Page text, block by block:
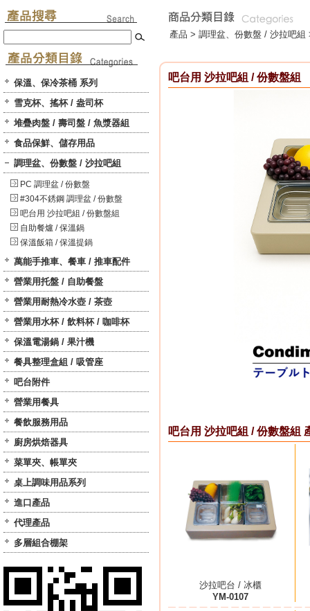
保溫、保冷茶桶 系列
雪克杯、搖杯 / 盎司杯
堆疊肉盤 / 壽司盤 / 魚漿器組
食品保鮮、儲存用品
調理盆、份數盤 / 沙拉吧組
PC 調理盆 / 份數盤
#304不銹鋼 調理盆 / 份數盤
吧台用 沙拉吧組 / 份數盤組
自助餐爐 / 保溫鍋
保溫飯箱 / 保溫提鍋
萬能手推車、餐車 / 推車配件
營業用托盤 / 自助餐盤
營業用耐熱冷水壺 / 茶壺
營業用水杯 / 飲料杯 / 咖啡杯
保溫電湯鍋 / 果汁機
餐具整理盒組 / 吸管座
吧台附件
營業用餐具
餐飲服務用品
廚房烘焙器具
菜單夾、帳單夾
桌上調味用品系列
進口產品
代理產品
多層組合棚架
產品 > 調理盆、份數盤 / 沙拉吧組
吧台用 沙拉吧組 / 份數盤組
吧台用 沙拉吧組 / 份數盤組
沙拉吧台 / 冰櫃
YM-0107